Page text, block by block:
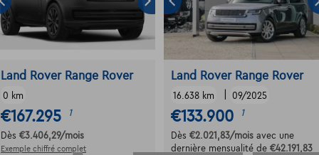
Land Rover Range Rover
0 km
€167.295 1
Dès €3.406,29/mois
Exemple chiffré complet
Land Rover Range Rover
16.638 km 09/2025
€133.900 1
Dès €2.021,83/mois avec une
dernière mensualité de €42.191,83